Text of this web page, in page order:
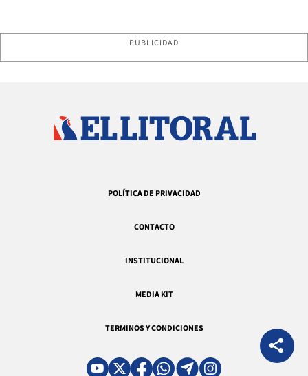
PUBLICIDAD
POLÍTICA DE PRIVACIDAD
CONTACTO
INSTITUCIONAL
MEDIA KIT
TERMINOS Y CONDICIONES